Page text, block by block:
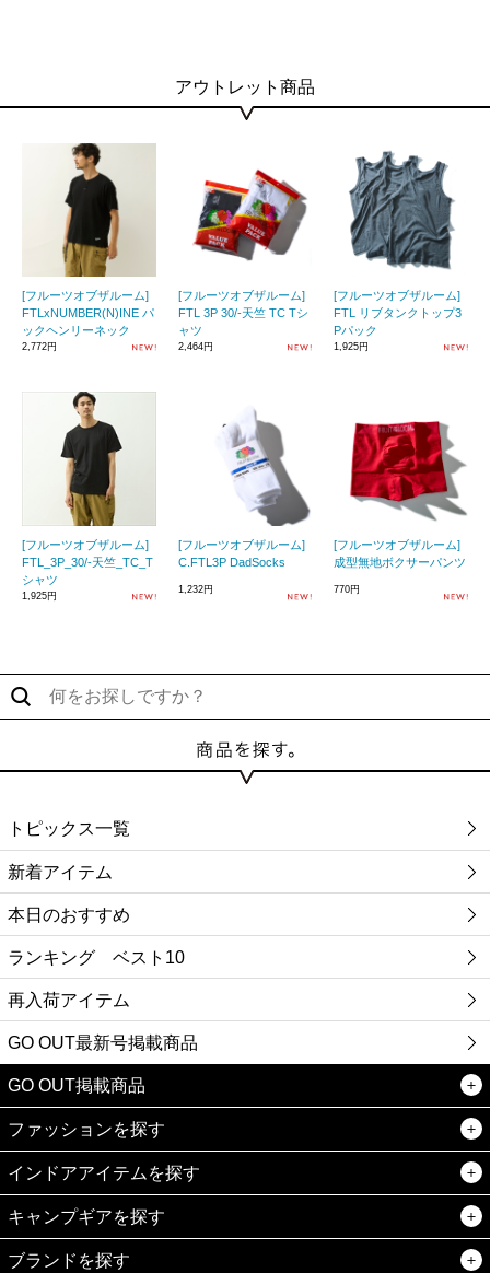
アウトレット商品
[フルーツオブザルーム]
FTLxNUMBER(N)INE パ
ックヘンリーネック
2,772円
[フルーツオブザルーム]
FTL 3P 30/-天竺 TC Tシ
ャツ
2,464円
[フルーツオブザルーム]
FTL リブタンクトップ3
Pパック
1,925円
[フルーツオブザルーム]
FTL_3P_30/-天竺_TC_T
シャツ
1,925円
[フルーツオブザルーム]
C.FTL3P DadSocks
1,232円
[フルーツオブザルーム]
成型無地ボクサーパンツ
770円
トピックス一覧
新着アイテム
本日のおすすめ
ランキング ベスト10
再入荷アイテム
GO OUT最新号掲載商品
GO OUT掲載商品
ファッションを探す
インドアアイテムを探す
キャンプギアを探す
ブランドを探す